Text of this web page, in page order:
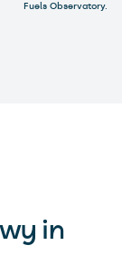
Fuels Observatory.
in